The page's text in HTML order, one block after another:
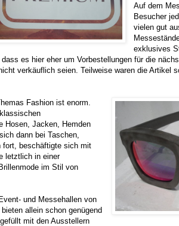
Auf dem
Besucher
vielen gut
exklusives
es hier eher um Vorbestellungen für die
verkäuflich seien. Teilweise waren die Artikel
Fashion ist enorm.
Hosen, Jacken, Hemden
dann bei Taschen,
fort, beschäftigte sich mit
letztlich in einer
im Stil von
und Messehallen von
allein schon genügend
mit den Ausstellern